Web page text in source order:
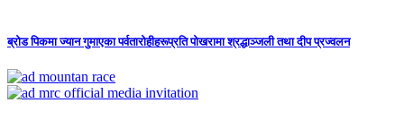
ब्रोड पिकमा ज्यान गुमाएका पर्वतारोहीहरूप्रति पोखरामा श्रद्धाञ्जली तथा दीप प्रज्वलन